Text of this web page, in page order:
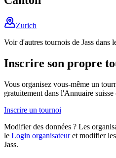
Zurich
Voir d'autres tournois de Jass dans
Inscrire son propre
Vous organisez vous-même un
gratuitement dans l'Annuaire suisse
Inscrire un tournoi
Modifier des données ? Les
le Login organisateuret modifier
Jass.